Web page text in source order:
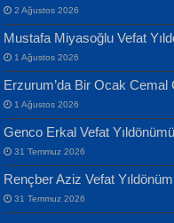
EKREM KARABABA
İsmail Aydos
İnkisar...
2 Ağustos 2026
Mustafa Miyasoğlu Vefat
1 Ağustos 2026
Erzurum’da Bir Ocak Cemal
1 Ağustos 2026
Genco Erkal Vefat
31 Temmuz 2026
Rençber Aziz Vefat
31 Temmuz 2026